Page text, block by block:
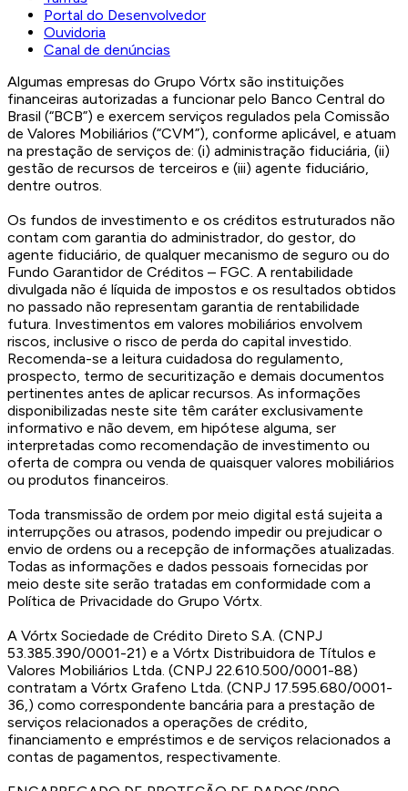
Portal do Desenvolvedor
Ouvidoria
Canal de denúncias
Algumas empresas do Grupo Vórtx são instituições
financeiras autorizadas a funcionar pelo Banco Central do
Brasil (“BCB”) e exercem serviços regulados pela Comissão
de Valores Mobiliários (“CVM”), conforme aplicável, e atuam
na prestação de serviços de: (i) administração fiduciária, (ii)
gestão de recursos de terceiros e (iii) agente fiduciário,
dentre outros.
Os fundos de investimento e os créditos estruturados não
contam com garantia do administrador, do gestor, do
agente fiduciário, de qualquer mecanismo de seguro ou do
Fundo Garantidor de Créditos – FGC. A rentabilidade
divulgada não é líquida de impostos e os resultados obtidos
no passado não representam garantia de rentabilidade
futura. Investimentos em valores mobiliários envolvem
riscos, inclusive o risco de perda do capital investido.
Recomenda-se a leitura cuidadosa do regulamento,
prospecto, termo de securitização e demais documentos
pertinentes antes de aplicar recursos. As informações
disponibilizadas neste site têm caráter exclusivamente
informativo e não devem, em hipótese alguma, ser
interpretadas como recomendação de investimento ou
oferta de compra ou venda de quaisquer valores mobiliários
ou produtos financeiros.
Toda transmissão de ordem por meio digital está sujeita a
interrupções ou atrasos, podendo impedir ou prejudicar o
envio de ordens ou a recepção de informações atualizadas.
Todas as informações e dados pessoais fornecidas por
meio deste site serão tratadas em conformidade com a
Política de Privacidade do Grupo Vórtx.
A Vórtx Sociedade de Crédito Direto S.A. (CNPJ
53.385.390/0001-21) e a Vórtx Distribuidora de Títulos e
Valores Mobiliários Ltda. (CNPJ 22.610.500/0001-88)
contratam a Vórtx Grafeno Ltda. (CNPJ 17.595.680/0001-
36,) como correspondente bancária para a prestação de
serviços relacionados a operações de crédito,
financiamento e empréstimos e de serviços relacionados a
contas de pagamentos, respectivamente.